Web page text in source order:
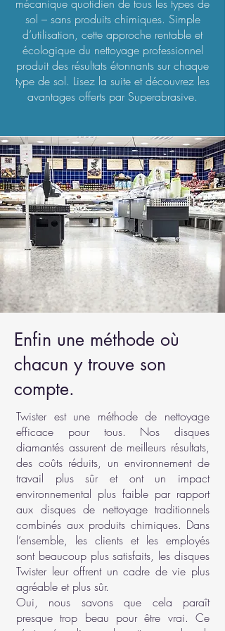
mécanique quotidien de tous les types de
sol – sans produits chimiques. Simple
d’utilisation, cette approche rentable et
écologique du nettoyage professionnel
produit des résultats étonnants sur chaque
type de sol. Lisez la suite et découvrez les
avantages offerts par Superabrasive.
Enfin une méthode où
chacun y trouve son
compte.
Twister est une méthode de nettoyage
efficace pour tous. Nos disques
diamantés assurent de meilleurs résultats,
des coûts réduits, un environnement de
travail plus sûr et ont un impact
environnemental plus faible par rapport
aux disques de nettoyage traditionnels
combinés aux produits chimiques. Dans
l’ensemble, les clients et les employés
sont beaucoup plus satisfaits, les disques
Twister leur offrent un cadre de vie plus
agréable et plus sûr.
Oui, nous savons que cela paraît
presque trop beau pour être vrai. Ce